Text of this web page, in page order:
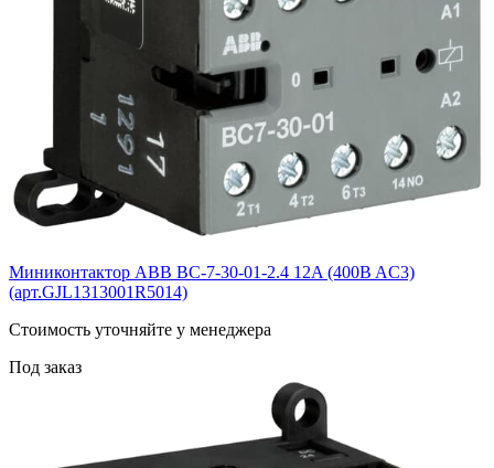
Миниконтактор ABB BС-7-30-01-2.4 12A (400B AC3)
(арт.GJL1313001R5014)
Cтоимость уточняйте у менеджера
Под заказ